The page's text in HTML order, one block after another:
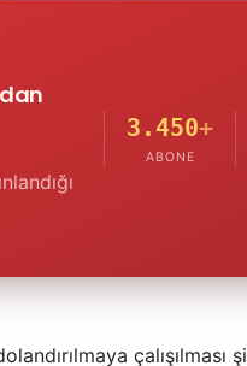
3.450+
ABONE